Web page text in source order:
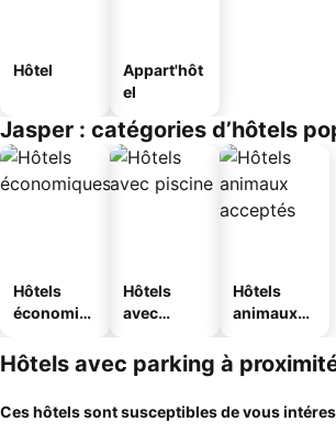
Hôtel
Appart'hôt
el
Jasper : catégories d’hôtels
Hôtels
économiq
Hôtels
avec
Hôtels
animaux
Hôtels avec parking à
Ces hôtels sont susceptibles de vous